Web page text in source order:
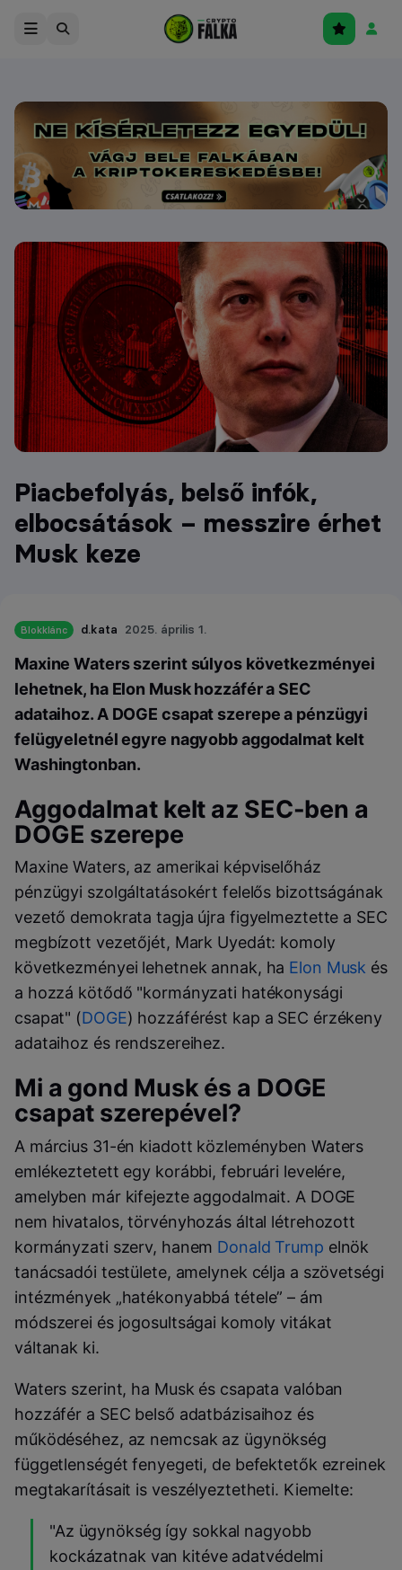
Piacbefolyás, belső infók,
elbocsátások – messzire érhet
Musk keze
Blokklánc d.kata 2025. április 1.
Maxine Waters szerint súlyos következményei
lehetnek, ha Elon Musk hozzáfér a SEC
adataihoz. A DOGE csapat szerepe a pénzügyi
felügyeletnél egyre nagyobb aggodalmat kelt
Washingtonban.
Aggodalmat kelt az SEC-ben a
DOGE szerepe
Maxine Waters, az amerikai képviselőház
pénzügyi szolgáltatásokért felelős bizottságának
vezető demokrata tagja újra figyelmeztette a SEC
megbízott vezetőjét, Mark Uyedát: komoly
következményei lehetnek annak, ha Elon Musk és
a hozzá kötődő "kormányzati hatékonysági
csapat" (DOGE) hozzáférést kap a SEC érzékeny
adataihoz és rendszereihez.
Mi a gond Musk és a DOGE
csapat szerepével?
A március 31-én kiadott közleményben Waters
emlékeztetett egy korábbi, februári levelére,
amelyben már kifejezte aggodalmait. A DOGE
nem hivatalos, törvényhozás által létrehozott
kormányzati szerv, hanem Donald Trump elnök
tanácsadói testülete, amelynek célja a szövetségi
intézmények „hatékonyabbá tétele” – ám
módszerei és jogosultságai komoly vitákat
váltanak ki.
Waters szerint, ha Musk és csapata valóban
hozzáfér a SEC belső adatbázisaihoz és
működéséhez, az nemcsak az ügynökség
függetlenségét fenyegeti, de befektetők ezreinek
megtakarításait is veszélyeztetheti. Kiemelte:
"Az ügynökség így sokkal nagyobb
kockázatnak van kitéve adatvédelmi